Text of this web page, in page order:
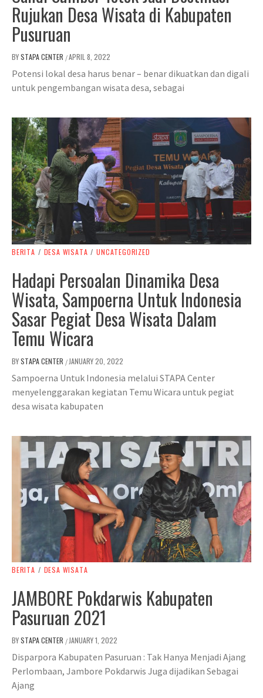
Rujukan Desa Wisata di Kabupaten
Pusuruan
BYSTAPA CENTER /APRIL 8, 2022
Potensi lokal desa harus benar – benar dikuatkan dan digali
untuk pengembangan wisata desa, sebagai
BERITA / DESA WISATA / UNCATEGORIZED
Hadapi Persoalan Dinamika Desa
Wisata, Sampoerna Untuk Indonesia
Sasar Pegiat Desa Wisata Dalam
Temu Wicara
BYSTAPA CENTER / JANUARY 20, 2022
Sampoerna Untuk Indonesia melalui STAPA Center
menyelenggarakan kegiatan Temu Wicara untuk pegiat
desa wisata kabupaten
BERITA / DESA WISATA
JAMBORE Pokdarwis Kabupaten
Pasuruan 2021
BYSTAPA CENTER / JANUARY 1, 2022
Disparpora Kabupaten Pasuruan : Tak Hanya Menjadi Ajang
Perlombaan, Jambore Pokdarwis Juga dijadikan Sebagai
Ajang